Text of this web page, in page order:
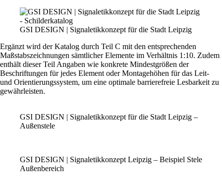
GSI DESIGN | Signaletikkonzept für die Stadt Leipzig
Ergänzt wird der Katalog durch Teil C mit den entsprechenden
Maßstabszeichnungen sämtlicher Elemente im Verhältnis 1:10. Zudem
enthält dieser Teil Angaben wie konkrete Mindestgrößen der
Beschriftungen für jedes Element oder Montagehöhen für das Leit-
und Orientierungssystem, um eine optimale barrierefreie Lesbarkeit zu
gewährleisten.
GSI DESIGN | Signaletikkonzept für die Stadt Leipzig –
Außenstele
GSI DESIGN | Signaletikkonzept Leipzig – Beispiel Stele
Außenbereich